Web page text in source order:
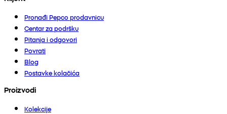
Pronađi Pepco prodavnicu
Centar za podršku
Pitanja i odgovori
Povrati
Blog
Postavke kolačića
Proizvodi
Kolekcije